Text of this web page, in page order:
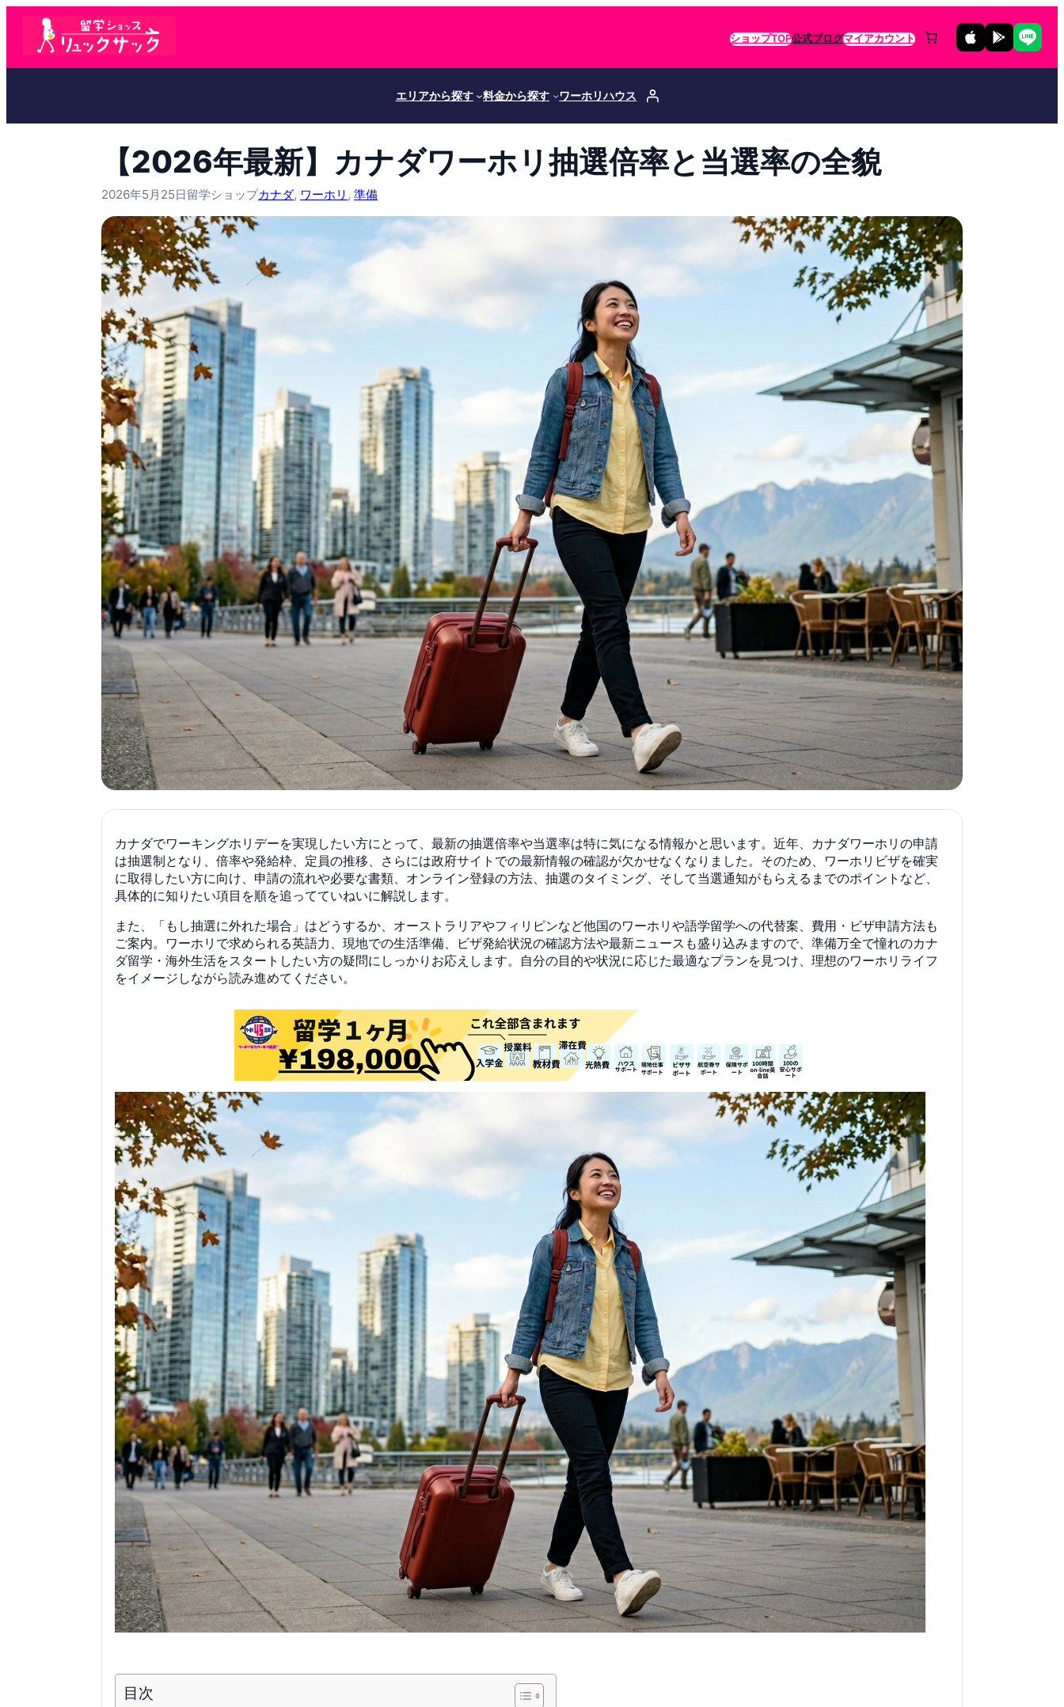
ショップTOP公式ブログマイアカウント
エリアから探す 料金から探す ワーホリハウス
【2026年最新】カナダワーホリ抽選倍率と当選率の全貌
2026年5月25日留学ショップカナダ, ワーホリ , 準備
カナダでワーキングホリデーを実現したい方にとって、最新の抽選倍率や当選率は特に気になる情報かと思います。近年、カナダワーホリの申請
は抽選制となり、倍率や発給枠、定員の推移、さらには政府サイトでの最新情報の確認が欠かせなくなりました。そのため、ワーホリビザを確実
に取得したい方に向け、申請の流れや必要な書類、オンライン登録の方法、抽選のタイミング、そして当選通知がもらえるまでのポイントなど、
具体的に知りたい項目を順を追ってていねいに解説します。
また、「もし抽選に外れた場合」はどうするか、オーストラリアやフィリピンなど他国のワーホリや語学留学への代替案、費用・ビザ申請方法も
ご案内。ワーホリで求められる英語力、現地での生活準備、ビザ発給状況の確認方法や最新ニュースも盛り込みますので、準備万全で憧れのカナ
ダ留学・海外生活をスタートしたい方の疑問にしっかりお応えします。自分の目的や状況に応じた最適なプランを見つけ、理想のワーホリライフ
をイメージしながら読み進めてください。
目次